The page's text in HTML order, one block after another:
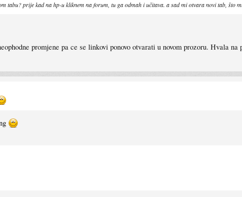
tabu? prije kad na hp-u kliknem na forum, tu ga odmah i učitava. a sad mi otvara novi tab, što
promjene pa ce se linkovi ponovo otvarati u novom prozoru. Hvala na